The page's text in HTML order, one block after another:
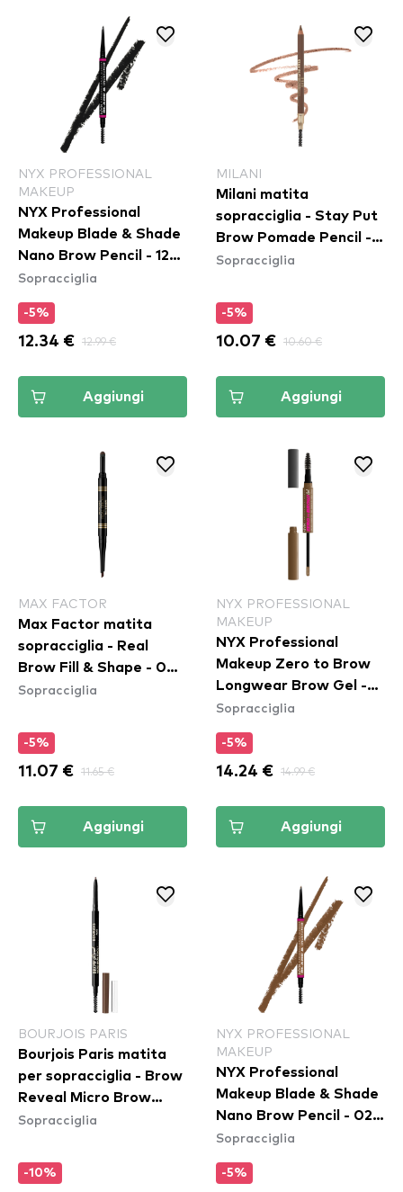
NYX PROFESSIONAL
MAKEUP
NYX Professional
Makeup Blade & Shade
Nano Brow Pencil - 12
Black
Sopracciglia
-5%
12.34 € 12.99 €
Aggiungi
MILANI
Milani matita
sopracciglia - Stay Put
Brow Pomade Pencil -
01 Soft Taupe
Sopracciglia
-5%
10.07 € 10.60 €
Aggiungi
MAX FACTOR
Max Factor matita
sopracciglia - Real
Brow Fill & Shape - 04
Deep Brown
Sopracciglia
-5%
11.07 € 11.65 €
Aggiungi
NYX PROFESSIONAL
MAKEUP
NYX Professional
Makeup Zero to Brow
Longwear Brow Gel -
Taupe (ZTBG03)
Sopracciglia
-5%
14.24 € 14.99 €
Aggiungi
BOURJOIS PARIS
Bourjois Paris matita
per sopracciglia - Brow
Reveal Micro Brow
Pencil - 01 Blond
Sopracciglia
-10%
NYX PROFESSIONAL
MAKEUP
NYX Professional
Makeup Blade & Shade
Nano Brow Pencil - 02
Blonde
Sopracciglia
-5%